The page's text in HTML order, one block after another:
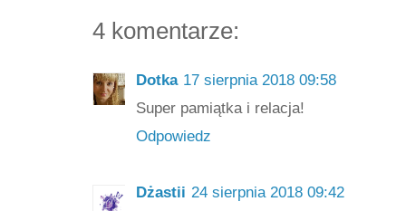
4 komentarze:
Dotka 17 sierpnia 2018 09:58
Super pamiątka i relacja!
Odpowiedz
Dżastii 24 sierpnia 2018 09:42